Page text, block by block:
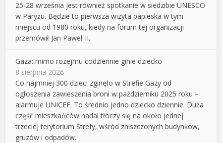
25-28 września jest również spotkanie w siedzibie UNESCO
w Paryżu. Będzie to pierwsza wizyta papieska w tym
miejscu od 1980 roku, kiedy na forum tej organizacji
przemówił Jan Paweł II.
Gaza: mimo rozejmu codziennie ginie dziecko
8 sierpnia 2026
Co najmniej 300 dzieci zginęło w Strefie Gazy od
ogłoszenia zawieszenia broni w październiku 2025 roku –
alarmuje UNICEF. To średnio jedno dziecko dziennie. Duża
część mieszkańców nadal tłoczy się na około jednej
trzeciej terytorium Strefy, wśród zniszczonych budynków,
gruzów i odpadów.